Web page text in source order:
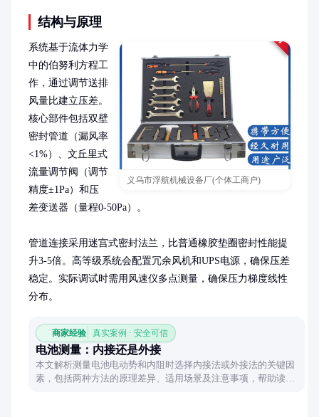
结构与原理
义乌市浮航机械设备厂(个体工商户)
系统基于流体力学
中的伯努利方程工
作，通过调节送排
风量比建立压差。
核心部件包括双壁
密封管道（漏风率
<1%）、文丘里式
流量调节阀（调节
精度±1Pa）和压
差变送器（量程0-50Pa）。
管道连接采用迷宫式密封法兰，比普通橡胶垫圈密封性能提
升3-5倍。高等级系统会配置冗余风机和UPS电源，确保压差
稳定。实际调试时需用风速仪多点测量，确保压力梯度线性
分布。
商家经验 真实案例 · 安全可信
电池测量：内接还是外接
本文解析测量电池电动势和内阻时选择内接法或外接法的关键因
素，包括两种方法的原理差异、适用场景及注意事项，帮助读者